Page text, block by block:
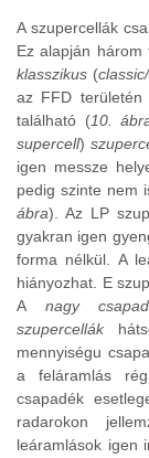
A szupercellák
Ez alapján három
klasszikus (classic/
az FFD
található (10.
supercell)
igen messze
pedig szinte nem
ábra). Az LP
gyakran igen
forma nélkül. A
hiányozhat. E
A nagy
szupercellák
mennyiségu
a feláramlás
csapadék
radarokon
leáramlások igen